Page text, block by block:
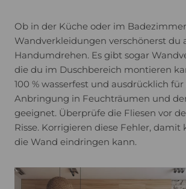
Ob in der Küche oder im
Wandverkleidungen verschönerst du
Handumdrehen. Es gibt sogar
die du im Duschbereich montieren
100 % wasserfest und ausdrücklich für
Anbringung in Feuchträumen und
geeignet. Überprüfe die Fliesen vor
Risse. Korrigieren diese Fehler, damit
die Wand eindringen kann.